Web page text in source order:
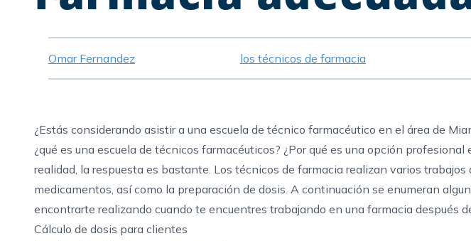
Omar Fernandez los técnicos de farmacia
¿Estás considerando asistir a una escuela de técnico farmacéutico en el área de
¿qué es una escuela de técnicos farmacéuticos? ¿Por qué es una opción profesional
realidad, la respuesta es bastante. Los técnicos de farmacia realizan varios
medicamentos, así como la preparación de dosis. A continuación se enumeran
encontrarte realizando cuando te encuentres trabajando en una farmacia después
Cálculo de dosis para clientes